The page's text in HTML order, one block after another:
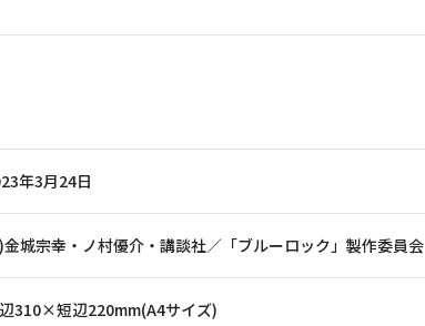
年3月24日
金城宗幸・ノ村優介・講談社／「ブルーロック」製作委員会
310×短辺220mm(A4サイズ)